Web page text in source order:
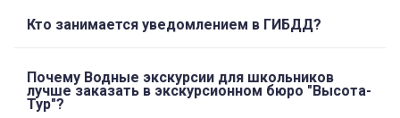
Кто занимается уведомлением в ГИБДД?
Почему Водные экскурсии для школьников
лучше заказать в экскурсионном бюро "Высота-
Тур"?